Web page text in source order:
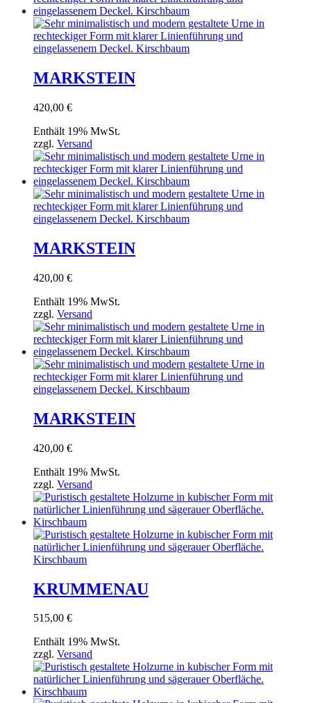
MARKSTEIN
420,00 €
Enthält 19% MwSt.
zzgl. Versand
MARKSTEIN
420,00 €
Enthält 19% MwSt.
zzgl. Versand
MARKSTEIN
420,00 €
Enthält 19% MwSt.
zzgl. Versand
KRUMMENAU
515,00 €
Enthält 19% MwSt.
zzgl. Versand